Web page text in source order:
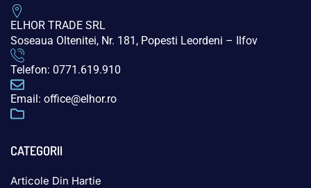
ELHOR TRADE SRL
Soseaua Oltenitei, Nr. 181, Popesti Leordeni – Ilfov
Telefon: 0771.619.910
Email: office@elhor.ro
CATEGORII
Articole Din Hartie